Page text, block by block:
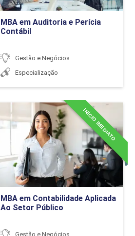
Gestão de
Gestão logística
MBA em Auditoria e Perícia
Contábil
Gestão e Negócios
Especialização
Ir para Inscrição
MBA em Contabilidade Aplicada
Ao Setor Público
INÍCIO IMEDIATO
Gestão e Negócios
MBA em Contabilidade
Aplicada Ao Setor Público
Detalhes do curso
Ir para Inscrição